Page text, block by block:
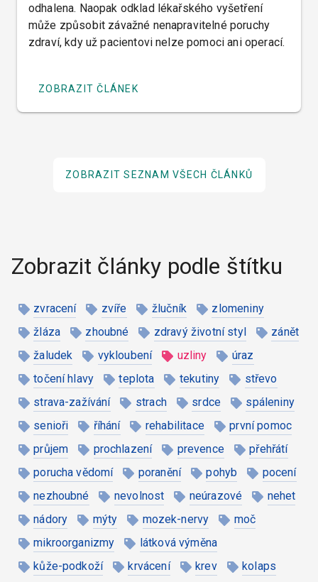
odhalena. Naopak odklad lékařského vyšetření
může způsobit závažné nenapravitelné poruchy
zdraví, kdy už pacientovi nelze pomoci ani operací.
ZOBRAZIT ČLÁNEK
ZOBRAZIT SEZNAM VŠECH ČLÁNKŮ
Zobrazit články podle štítku
zvracení zvíře žlučník
zlomeniny
žláza
zhoubné zdravý životní styl
zánět
žaludek
vykloubení uzliny
úraz
točení hlavy
teplota tekutiny
střevo
strava-zažívání
strach srdce
spáleniny
senioři
říhání rehabilitace
první pomoc
průjem
prochlazení prevence
přehřátí
porucha vědomí
poranění pohyb
pocení
nezhoubné
nevolnost neúrazové
nehet
nádory
mýty mozek-nervy
moč
mikroorganizmy
látková výměna
kůže-podkoží
krvácení krev
kolaps